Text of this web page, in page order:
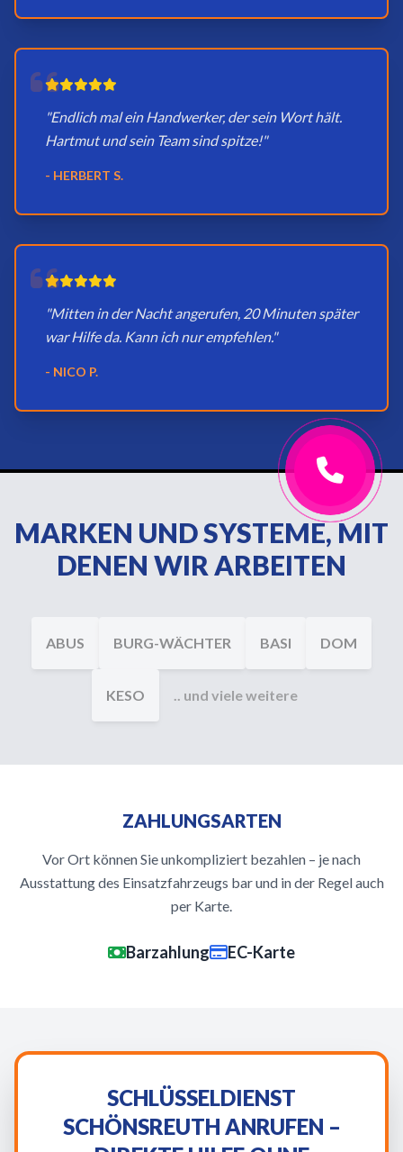
"Endlich mal ein Handwerker, der sein Wort hält.
Hartmut und sein Team sind spitze!"
- HERBERT S.
"Mitten in der Nacht angerufen, 20 Minuten später
war Hilfe da. Kann ich nur empfehlen."
- NICO P.
MARKEN UND SYSTEME, MIT
DENEN WIR ARBEITEN
ABUS BURG-WÄCHTER BASI DOM
KESO .. und viele weitere
ZAHLUNGSARTEN
Vor Ort können Sie unkompliziert bezahlen – je nach
Ausstattung des Einsatzfahrzeugs bar und in der Regel auch
per Karte.
Barzahlung EC-Karte
SCHLÜSSELDIENST
SCHÖNSREUTH ANRUFEN –